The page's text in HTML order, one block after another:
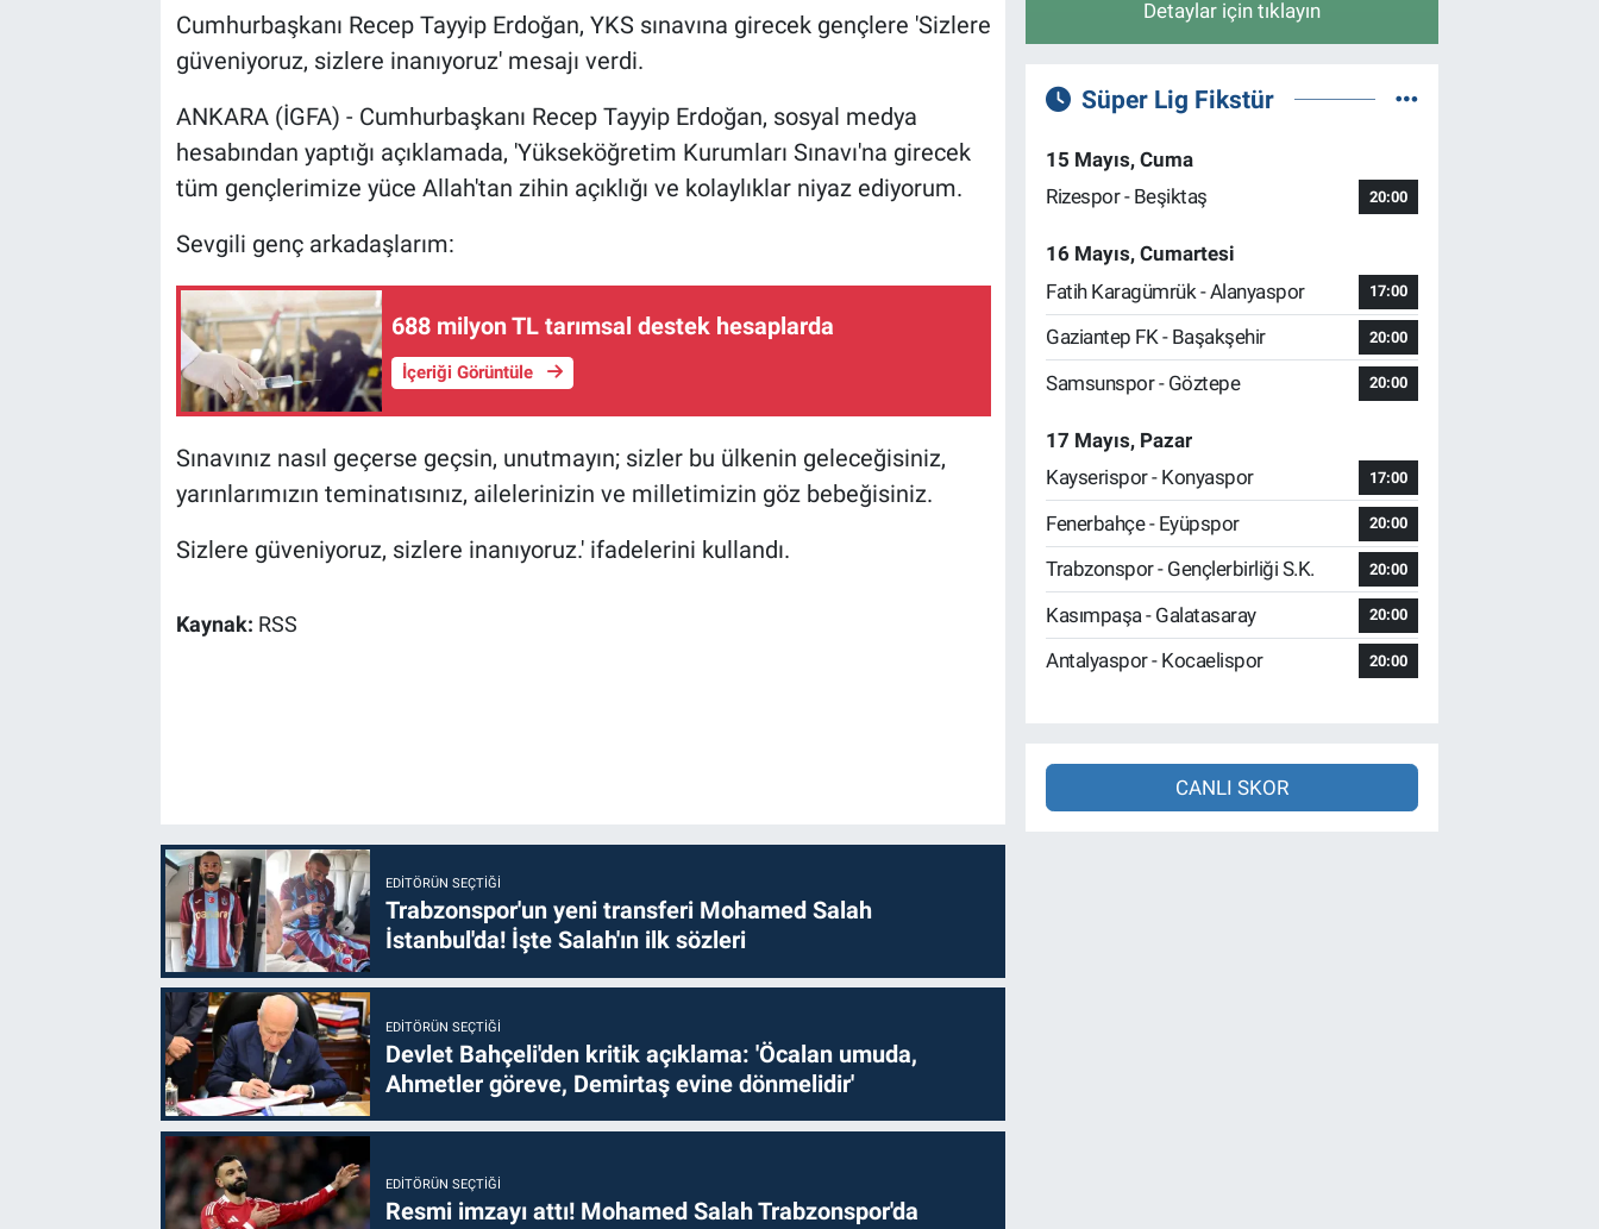
Cumhurbaşkanı Recep Tayyip Erdoğan, YKS sınavına girecek gençlere 'Sizlere
güveniyoruz, sizlere inanıyoruz' mesajı verdi.
ANKARA (İGFA) - Cumhurbaşkanı Recep Tayyip Erdoğan, sosyal medya
hesabından yaptığı açıklamada, 'Yükseköğretim Kurumları Sınavı'na girecek
tüm gençlerimize yüce Allah'tan zihin açıklığı ve kolaylıklar niyaz ediyorum.
Sevgili genç arkadaşlarım:
688 milyon TL tarımsal destek hesaplarda
İçeriği Görüntüle
Sınavınız nasıl geçerse geçsin, unutmayın; sizler bu ülkenin geleceğisiniz,
yarınlarımızın teminatısınız, ailelerinizin ve milletimizin göz bebeğisiniz.
Sizlere güveniyoruz, sizlere inanıyoruz.' ifadelerini kullandı.
Kaynak: RSS
EDITÖRÜN SEÇTIĞI
Trabzonspor'un yeni transferi Mohamed Salah
İstanbul'da! İşte Salah'ın ilk sözleri
EDITÖRÜN SEÇTIĞI
Devlet Bahçeli'den kritik açıklama: 'Öcalan umuda,
Ahmetler göreve, Demirtaş evine dönmelidir'
EDITÖRÜN SEÇTIĞI
Resmi imzayı attı! Mohamed Salah Trabzonspor'da
Detaylar için tıklayın
Süper Lig Fikstür
15 Mayıs, Cuma
Rizespor - Beşiktaş
20:00
16 Mayıs, Cumartesi
Fatih Karagümrük - Alanyaspor
17:00
Gaziantep FK - Başakşehir 20:00
Samsunspor - Göztepe 20:00
17 Mayıs, Pazar
Kayserispor - Konyaspor
17:00
Fenerbahçe - Eyüpspor 20:00
Trabzonspor - Gençlerbirliği S.K. 20:00
Kasımpaşa - Galatasaray 20:00
Antalyaspor - Kocaelispor 20:00
CANLI SKOR